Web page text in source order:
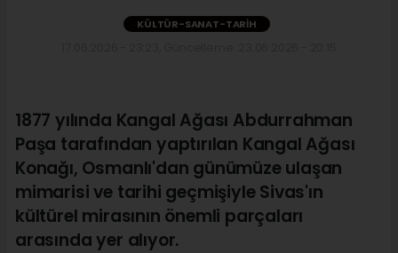
KÜLTÜR-SANAT-TARIH
1877 yılında Kangal Ağası Abdurrahman
Paşa tarafından yaptırılan Kangal Ağası
Konağı, Osmanlı'dan günümüze ulaşan
mimarisi ve tarihi geçmişiyle Sivas'ın
kültürel mirasının önemli parçaları
arasında yer alıyor.